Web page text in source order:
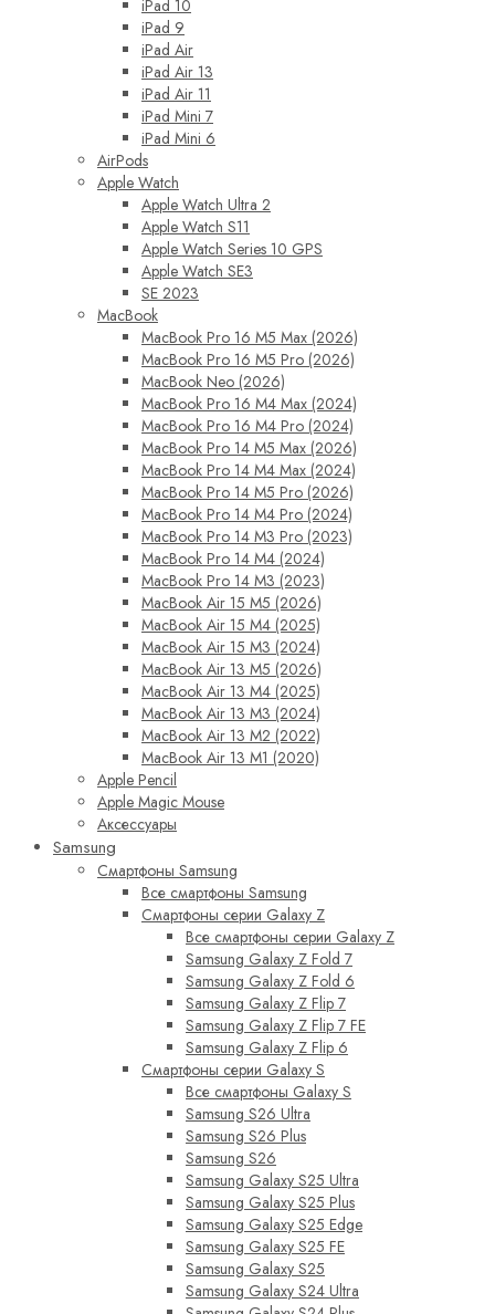
iPad 10
iPad 9
iPad Air
iPad Air 13
iPad Air 11
iPad Mini 7
iPad Mini 6
AirPods
Apple Watch
Apple Watch Ultra 2
Apple Watch S11
Apple Watch Series 10 GPS
Apple Watch SE3
SE 2023
MacBook
MacBook Pro 16 M5 Max (2026)
MacBook Pro 16 M5 Pro (2026)
MacBook Neo (2026)
MacBook Pro 16 M4 Max (2024)
MacBook Pro 16 M4 Pro (2024)
MacBook Pro 14 M5 Max (2026)
MacBook Pro 14 M4 Max (2024)
MacBook Pro 14 M5 Pro (2026)
MacBook Pro 14 M4 Pro (2024)
MacBook Pro 14 M3 Pro (2023)
MacBook Pro 14 M4 (2024)
MacBook Pro 14 M3 (2023)
MacBook Air 15 M5 (2026)
MacBook Air 15 M4 (2025)
MacBook Air 15 M3 (2024)
MacBook Air 13 M5 (2026)
MacBook Air 13 M4 (2025)
MacBook Air 13 M3 (2024)
MacBook Air 13 M2 (2022)
MacBook Air 13 M1 (2020)
Apple Pencil
Apple Magic Mouse
Аксессуары
Samsung
Смартфоны Samsung
Все смартфоны Samsung
Смартфоны серии Galaxy Z
Все смартфоны серии Galaxy Z
Samsung Galaxy Z Fold 7
Samsung Galaxy Z Fold 6
Samsung Galaxy Z Flip 7
Samsung Galaxy Z Flip 7 FE
Samsung Galaxy Z Flip 6
Смартфоны серии Galaxy S
Все смартфоны Galaxy S
Samsung S26 Ultra
Samsung S26 Plus
Samsung S26
Samsung Galaxy S25 Ultra
Samsung Galaxy S25 Plus
Samsung Galaxy S25 Edge
Samsung Galaxy S25 FE
Samsung Galaxy S25
Samsung Galaxy S24 Ultra